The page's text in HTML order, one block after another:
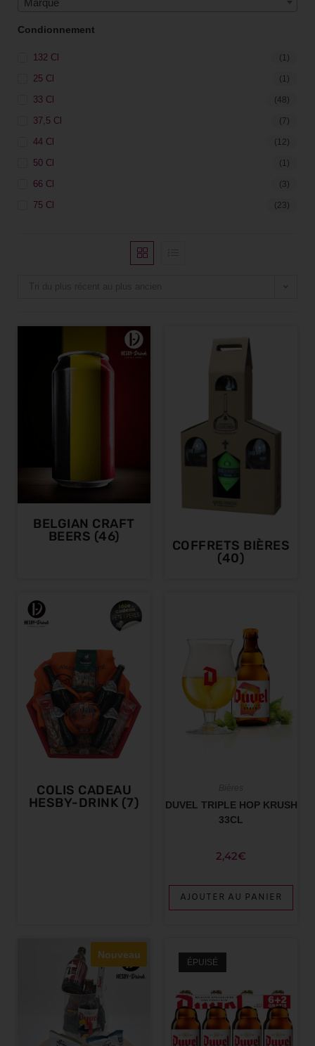
Marque
Condionnement
132 Cl (1)
25 Cl (1)
33 Cl (48)
37,5 Cl (7)
44 Cl (12)
50 Cl (1)
66 Cl (3)
75 Cl (23)
BELGIAN CRAFT
BEERS (46)
COFFRETS BIÈRES
(40)
COLIS CADEAU
HESBY-DRINK (7)
DUVEL TRIPLE HOP KRUSH
33CL
2,42€
AJOUTER AU PANIER
Nouveau
ÉPUISÉ